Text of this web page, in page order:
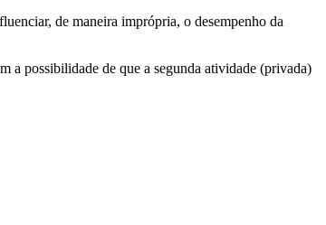
de maneira imprópria, o desempenho da
a possibilidade de que a segunda atividade (privada)